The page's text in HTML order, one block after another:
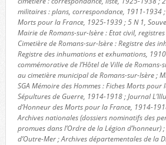
militaires : plans, correspondance, 1911-1934
Morts pour la France, 1925-1939 ; 5 N 1,
Mairie de Romans-sur-Isère : Etat civil,
Cimetière de Romans-sur-Isère : Registre des
Registre des inhumations et exhumations,
commémorative de l’Hôtel de Ville de
au cimetière municipal de Romans-sur-Isère ;
SGA Mémoire des Hommes : Fiches Morts
Sépultures de Guerre, 1914-1918 ; Journal
d’Honneur des Morts pour la France, 1914-
Archives nationales (dossiers nominatifs des
promues dans l’Ordre de la Légion d’honneur)
d’Outre-Mer ; Archives départementales de la